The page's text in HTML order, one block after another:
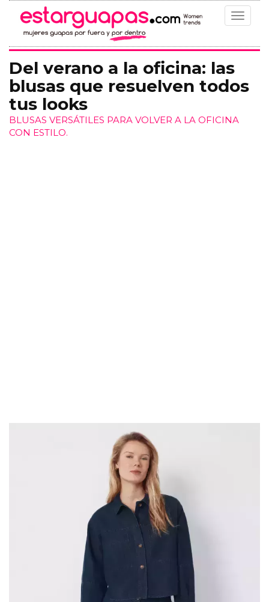
Toggle
Del verano a la oficina: las
blusas que resuelven todos
tus looks
BLUSAS VERSÁTILES PARA VOLVER A LA OFICINA
CON ESTILO.